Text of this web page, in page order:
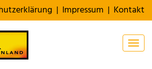
| Impressum | Kontakt